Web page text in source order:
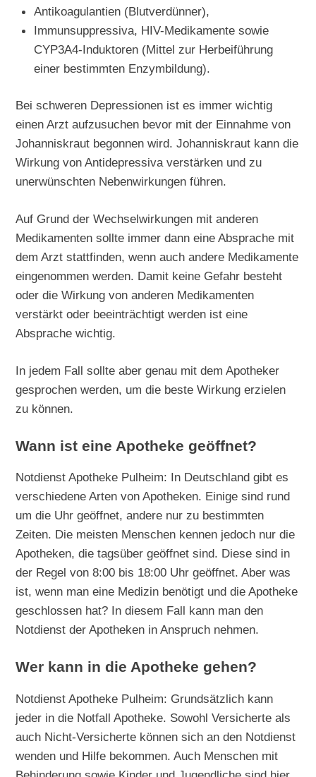
Antikoagulantien (Blutverdünner),
Immunsuppressiva, HIV-Medikamente sowie
CYP3A4-Induktoren (Mittel zur Herbeiführung
einer bestimmten Enzymbildung).
Bei schweren Depressionen ist es immer wichtig
einen Arzt aufzusuchen bevor mit der Einnahme von
Johanniskraut begonnen wird. Johanniskraut kann die
Wirkung von Antidepressiva verstärken und zu
unerwünschten Nebenwirkungen führen.
Auf Grund der Wechselwirkungen mit anderen
Medikamenten sollte immer dann eine Absprache mit
dem Arzt stattfinden, wenn auch andere Medikamente
eingenommen werden. Damit keine Gefahr besteht
oder die Wirkung von anderen Medikamenten
verstärkt oder beeinträchtigt werden ist eine
Absprache wichtig.
In jedem Fall sollte aber genau mit dem Apotheker
gesprochen werden, um die beste Wirkung erzielen
zu können.
Wann ist eine Apotheke geöffnet?
Notdienst Apotheke Pulheim: In Deutschland gibt es
verschiedene Arten von Apotheken. Einige sind rund
um die Uhr geöffnet, andere nur zu bestimmten
Zeiten. Die meisten Menschen kennen jedoch nur die
Apotheken, die tagsüber geöffnet sind. Diese sind in
der Regel von 8:00 bis 18:00 Uhr geöffnet. Aber was
ist, wenn man eine Medizin benötigt und die Apotheke
geschlossen hat? In diesem Fall kann man den
Notdienst der Apotheken in Anspruch nehmen.
Wer kann in die Apotheke gehen?
Notdienst Apotheke Pulheim: Grundsätzlich kann
jeder in die Notfall Apotheke. Sowohl Versicherte als
auch Nicht-Versicherte können sich an den Notdienst
wenden und Hilfe bekommen. Auch Menschen mit